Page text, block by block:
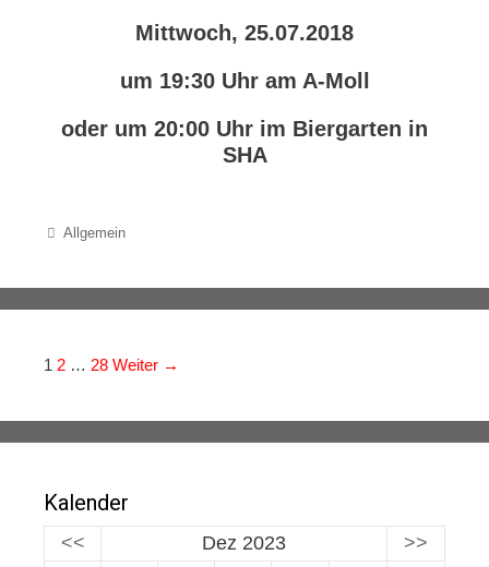
Mittwoch, 25.07.2018
um 19:30 Uhr am A-Moll
oder um 20:00 Uhr im Biergarten in
SHA
Categories
Allgemein
Navigation der Beiträge
1 2 … 28 Weiter →
Kalender
<< Dez 2023 >>